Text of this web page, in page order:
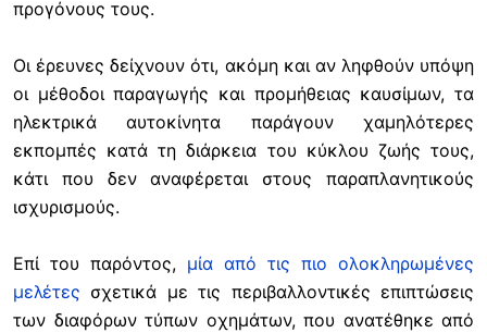
προγόνους τους.
Οι έρευνες δείχνουν ότι, ακόμη και αν ληφθούν υπόψη
οι μέθοδοι παραγωγής και προμήθειας καυσίμων, τα
ηλεκτρικά αυτοκίνητα παράγουν χαμηλότερες
εκπομπές κατά τη διάρκεια του κύκλου ζωής τους,
κάτι που δεν αναφέρεται στους παραπλανητικούς
ισχυρισμούς.
Επί του παρόντος, μία από τις πιο ολοκληρωμένες
μελέτες σχετικά με τις περιβαλλοντικές επιπτώσεις
των διαφόρων τύπων οχημάτων, που ανατέθηκε από